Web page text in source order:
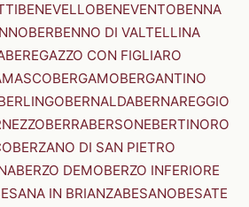
BENEVELLOBENEVENTOBENNA
BERBENNO DI VALTELLINA
BEREGAZZO CON FIGLIARO
BERGAMOBERGANTINO
BERNALDABERNAREGGIO
BERRABERSONEBERTINORO
BERZANO DI SAN PIETRO
BERZO DEMOBERZO INFERIORE
IN BRIANZABESANOBESATE